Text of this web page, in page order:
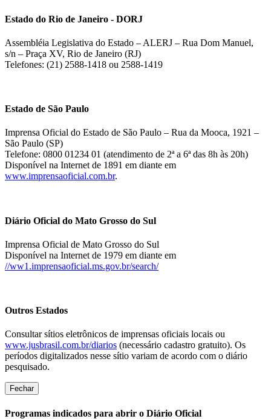
Estado do Rio de Janeiro - DORJ
Assembléia Legislativa do Estado – ALERJ – Rua Dom Manuel,
s/n – Praça XV, Rio de Janeiro (RJ)
Telefones: (21) 2588-1418 ou 2588-1419
Estado de São Paulo
Imprensa Oficial do Estado de São Paulo – Rua da Mooca, 1921 –
São Paulo (SP)
Telefone: 0800 01234 01 (atendimento de 2ª a 6ª das 8h às 20h)
Disponível na Internet de 1891 em diante em
www.imprensaoficial.com.br.
Diário Oficial do Mato Grosso do Sul
Imprensa Oficial de Mato Grosso do Sul
Disponível na Internet de 1979 em diante em
//ww1.imprensaoficial.ms.gov.br/search/
Outros Estados
Consultar sítios eletrônicos de imprensas oficiais locais ou
www.jusbrasil.com.br/diarios (necessário cadastro gratuito). Os
períodos digitalizados nesse sítio variam de acordo com o diário
pesquisado.
Fechar
Programas indicados para abrir o Diário Oficial